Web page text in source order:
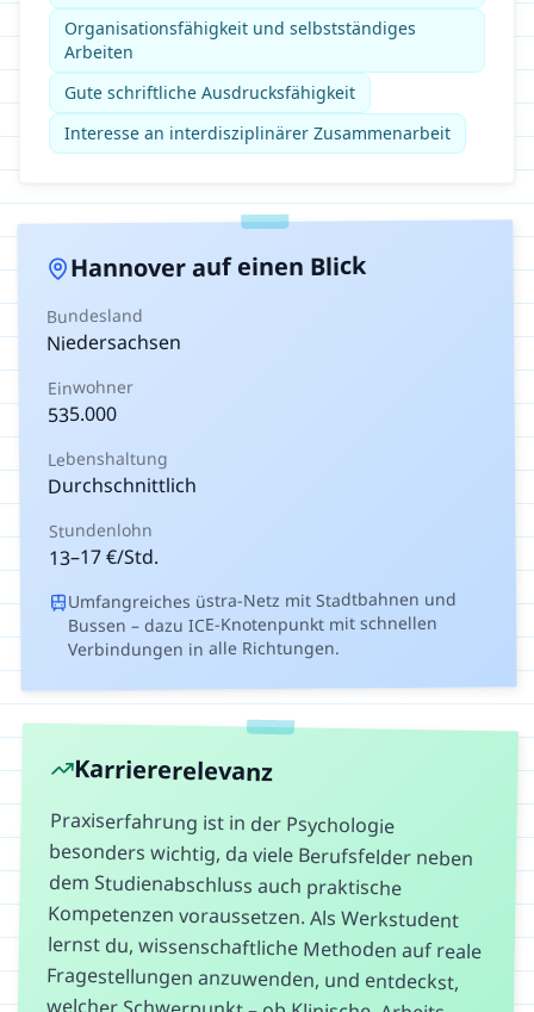
Organisationsfähigkeit und selbstständiges
Arbeiten
Gute schriftliche Ausdrucksfähigkeit
Interesse an interdisziplinärer Zusammenarbeit
Hannoverauf einen Blick
Bundesland
Niedersachsen
Einwohner
535.000
Lebenshaltung
Durchschnittlich
Stundenlohn
13–17€/Std.
Umfangreiches üstra-Netz mit Stadtbahnen und
Bussen – dazu ICE-Knotenpunkt mit schnellen
Verbindungen in alle Richtungen.
Karriererelevanz
Praxiserfahrung ist in der Psychologie
besonders wichtig, da viele Berufsfelder neben
dem Studienabschluss auch praktische
Kompetenzen voraussetzen. Als Werkstudent
lernst du, wissenschaftliche Methoden auf reale
Fragestellungen anzuwenden, und entdeckst,
welcher Schwerpunkt – ob Klinische, Arbeits-
oder Wirtschaftspsychologie – am besten zu dir
passt. Zudem verbessert die Erfahrung deine